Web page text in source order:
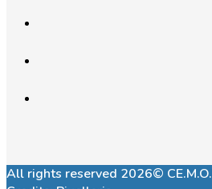
All rights reserved 2026©